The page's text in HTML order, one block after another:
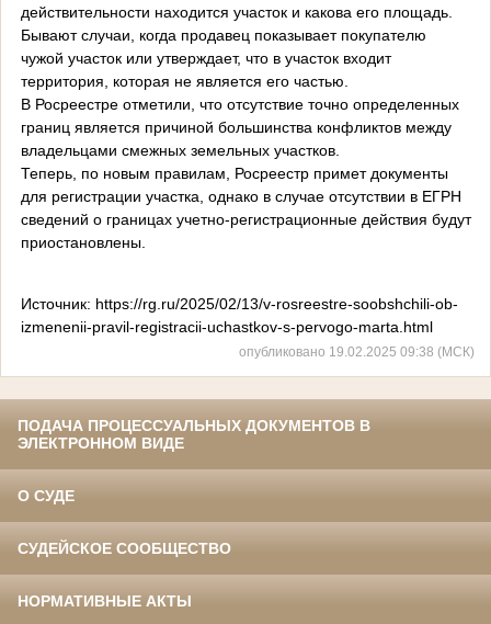
действительности находится участок и какова его площадь.
Бывают случаи, когда продавец показывает покупателю
чужой участок или утверждает, что в участок входит
территория, которая не является его частью.
В Росреестре отметили, что отсутствие точно определенных
границ является причиной большинства конфликтов между
владельцами смежных земельных участков.
Теперь, по новым правилам, Росреестр примет документы
для регистрации участка, однако в случае отсутствии в ЕГРН
сведений о границах учетно-регистрационные действия будут
приостановлены.
Источник: https://rg.ru/2025/02/13/v-rosreestre-soobshchili-ob-
izmenenii-pravil-registracii-uchastkov-s-pervogo-marta.html
опубликовано 19.02.2025 09:38 (МСК)
ПОДАЧА ПРОЦЕССУАЛЬНЫХ ДОКУМЕНТОВ В
ЭЛЕКТРОННОМ ВИДЕ
О СУДЕ
СУДЕЙСКОЕ СООБЩЕСТВО
НОРМАТИВНЫЕ АКТЫ